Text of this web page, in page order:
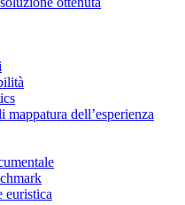
mappatura dell’esperienza
euristica